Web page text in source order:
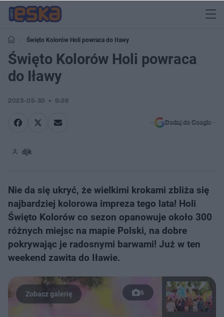
Święto Kolorów Holi powraca do Iławy
Święto Kolorów Holi powraca
do Iławy
2023-05-30 9:26
Dodaj do Google
djk
Nie da się ukryć, że wielkimi krokami zbliża się
najbardziej kolorowa impreza tego lata! Holi
Święto Kolorów co sezon opanowuje około 300
różnych miejsc na mapie Polski, na dobre
pokrywając je radosnymi barwami! Już w ten
weekend zawita do Iławie.
6